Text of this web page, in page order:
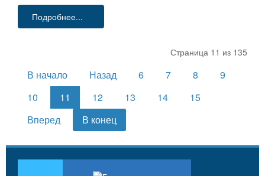
Подробнее...
Страница 11 из 135
В начало Назад 6 7 8
9
10
11 12 13 14
15
Вперед
В конец